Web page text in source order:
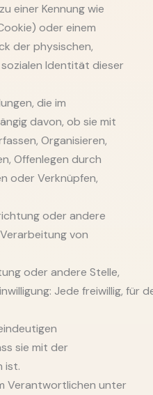
einer Kennung wie
oder einem
der physischen,
Identität dieser
die im
davon, ob sie mit
Organisieren,
Offenlegen durch
oder Verknüpfen,
oder andere
von
oder andere Stelle,
Jede freiwillig, für
sie mit der
ist.
Verantwortlichen unter